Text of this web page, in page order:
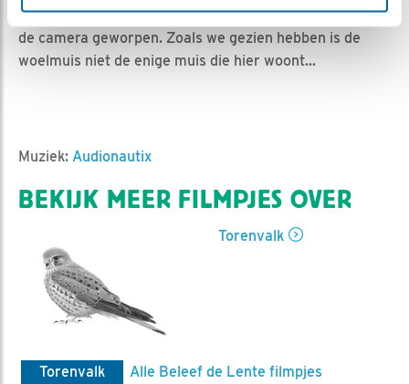
Af en toe wordt er bij de muizen een handje voer voor
de camera geworpen. Zoals we gezien hebben is de
woelmuis niet de enige muis die hier woont...
Muziek: Audionautix
BEKIJK MEER FILMPJES OVER
Torenvalk
Torenvalk Alle Beleef de Lente filmpjes